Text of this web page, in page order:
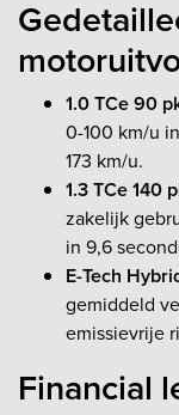
1.0 TCe 90
0-100 km/u
173 km/u.
1.3 TCe 140
zakelijk
in 9,6
E-Tech
gemiddeld
emissievrije
Financial